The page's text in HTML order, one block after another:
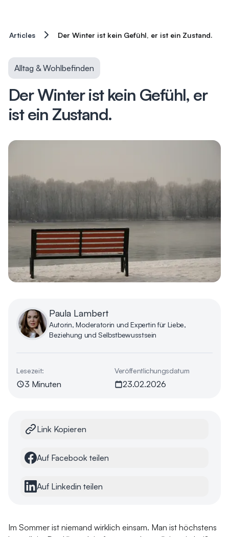
Paula Lambert
Autorin, Moderatorin und Expertin für Liebe,
Beziehung und Selbstbewusstsein
Lesezeit:
3 Minuten
Veröffentlichungsdatum
23.02.2026
Link Kopieren
Auf Facebook teilen
Auf Linkedin teilen
Articles Der Winter ist kein Gefühl, er ist ein Zustand.
Alltag & Wohlbefinden
Der Winter ist kein Gefühl, er
ist ein Zustand.
Im Sommer ist niemand wirklich einsam. Man ist höchstens